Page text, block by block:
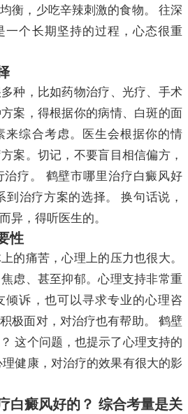
衡，少吃辛辣刺激的食物。 往深
一个长期坚持的过程，心态很重
种，比如药物治疗、光疗、手术
案，得根据你的病情、白斑的面
来综合考虑。医生会根据你的情
案。切记，不要盲目相信偏方，
疗。 鹤壁市哪里治疗白癜风好
到治疗方案的选择。 换句话说，
异，得听医生的。
性
的痛苦，心理上的压力也很大。
虑、甚至抑郁。心理支持非常重
倾诉，也可以寻求专业的心理咨
极面对，对治疗也有帮助。 鹤壁
这个问题，也提示了心理支持的
健康，对治疗的效果有很大的影
白癜风好的？ 综合考量是关